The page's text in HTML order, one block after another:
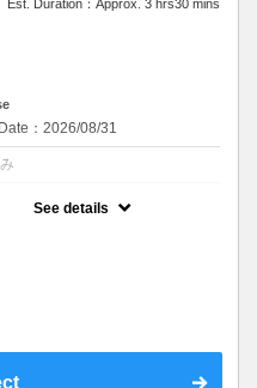
Est. Duration：Approx. 3 hrs30 mins
：2026/08/31
See details